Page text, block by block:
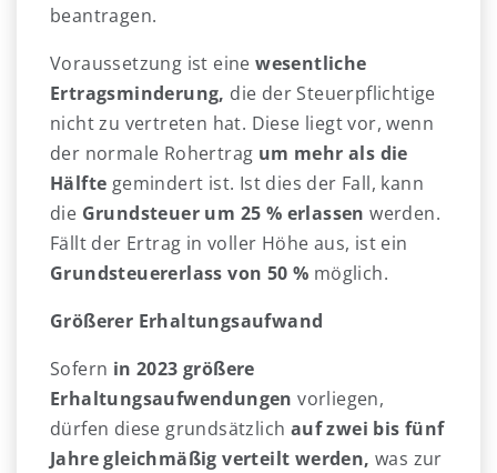
beantragen.
Voraussetzung ist einewesentliche
Ertragsminderung, die der Steuerpflichtige
nicht zu vertreten hat. Diese liegt vor, wenn
der normale Rohertrag um mehr als die
Hälfte gemindert ist. Ist dies der Fall, kann
die Grundsteuer um 25 % erlassen werden.
Fällt der Ertrag in voller Höhe aus, ist ein
Grundsteuererlass von 50 % möglich.
Größerer Erhaltungsaufwand
Sofern in 2023 größere
Erhaltungsaufwendungenvorliegen,
dürfen diese grundsätzlich auf zwei bis fünf
Jahre gleichmäßig verteilt werden, was zur